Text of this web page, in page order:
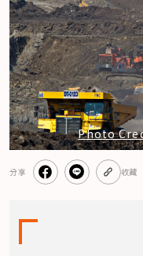
Photo
分享 收藏